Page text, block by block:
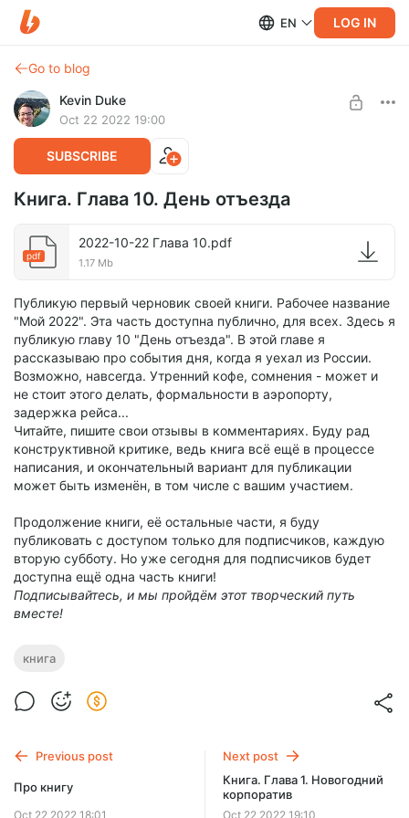
EN LOG IN
Go to blog
Kevin Duke
Oct 22 2022 19:00
SUBSCRIBE
Книга. Глава 10. День отъезда
pdf
2022-10-22 Глава 10.pdf
1.17 Mb
Публикую первый черновик своей книги. Рабочее название
"Мой 2022". Эта часть доступна публично, для всех. Здесь я
публикую главу 10 "День отъезда". В этой главе я
рассказываю про события дня, когда я уехал из России.
Возможно, навсегда. Утренний кофе, сомнения - может и
не стоит этого делать, формальности в аэропорту,
задержка рейса...
Читайте, пишите свои отзывы в комментариях. Буду рад
конструктивной критике, ведь книга всё ещё в процессе
написания, и окончательный вариант для публикации
может быть изменён, в том числе с вашим участием.
Продолжение книги, её остальные части, я буду
публиковать с доступом только для подписчиков, каждую
вторую субботу. Но уже сегодня для подписчиков будет
доступна ещё одна часть книги!
Подписывайтесь, и мы пройдём этот творческий путь
вместе!
книга
Previous post
Про книгу
Oct 22 2022 18:01
Next post
Книга. Глава 1. Новогодний
корпоратив
Oct 22 2022 19:10